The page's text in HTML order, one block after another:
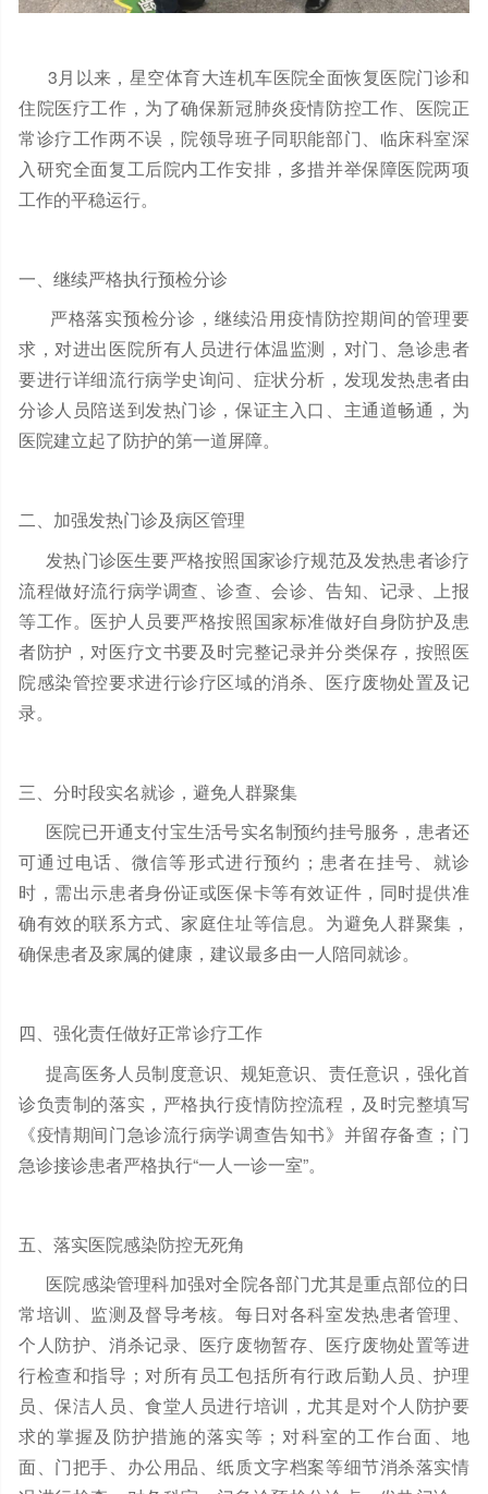
3月以来，星空体育大连机车医院全面恢复医院门诊和
住院医疗工作，为了确保新冠肺炎疫情防控工作、医院正
常诊疗工作两不误，院领导班子同职能部门、临床科室深
入研究全面复工后院内工作安排，多措并举保障医院两项
工作的平稳运行。
一、继续严格执行预检分诊
严格落实预检分诊，继续沿用疫情防控期间的管理要
求，对进出医院所有人员进行体温监测，对门、急诊患者
要进行详细流行病学史询问、症状分析，发现发热患者由
分诊人员陪送到发热门诊，保证主入口、主通道畅通，为
医院建立起了防护的第一道屏障。
二、加强发热门诊及病区管理
发热门诊医生要严格按照国家诊疗规范及发热患者诊疗
流程做好流行病学调查、诊查、会诊、告知、记录、上报
等工作。医护人员要严格按照国家标准做好自身防护及患
者防护，对医疗文书要及时完整记录并分类保存，按照医
院感染管控要求进行诊疗区域的消杀、医疗废物处置及记
录。
三、分时段实名就诊，避免人群聚集
医院已开通支付宝生活号实名制预约挂号服务，患者还
可通过电话、微信等形式进行预约；患者在挂号、就诊
时，需出示患者身份证或医保卡等有效证件，同时提供准
确有效的联系方式、家庭住址等信息。为避免人群聚集，
确保患者及家属的健康，建议最多由一人陪同就诊。
四、强化责任做好正常诊疗工作
提高医务人员制度意识、规矩意识、责任意识，强化首
诊负责制的落实，严格执行疫情防控流程，及时完整填写
《疫情期间门急诊流行病学调查告知书》并留存备查；门
急诊接诊患者严格执行“一人一诊一室”。
五、落实医院感染防控无死角
医院感染管理科加强对全院各部门尤其是重点部位的日
常培训、监测及督导考核。每日对各科室发热患者管理、
个人防护、消杀记录、医疗废物暂存、医疗废物处置等进
行检查和指导；对所有员工包括所有行政后勤人员、护理
员、保洁人员、食堂人员进行培训，尤其是对个人防护要
求的掌握及防护措施的落实等；对科室的工作台面、地
面、门把手、办公用品、纸质文字档案等细节消杀落实情